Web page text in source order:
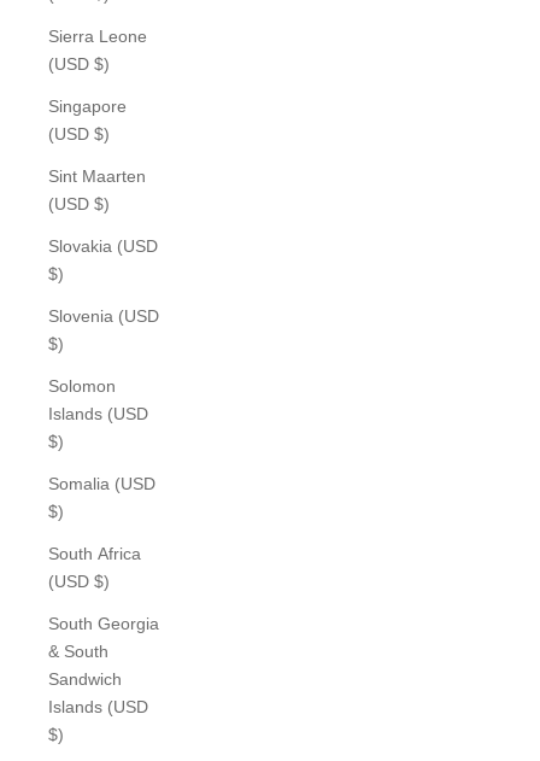
Sierra Leone
(USD $)
Singapore
(USD $)
Sint Maarten
(USD $)
Slovakia (USD
$)
Slovenia (USD
$)
Solomon
Islands (USD
$)
Somalia (USD
$)
South Africa
(USD $)
South Georgia
& South
Sandwich
Islands (USD
$)